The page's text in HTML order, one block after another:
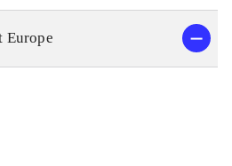
Europe